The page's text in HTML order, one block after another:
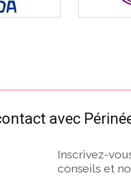
avec
Inscrivez-
conseils et